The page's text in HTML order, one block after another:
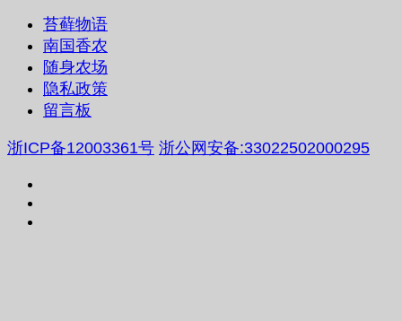
苔藓物语
南国香农
随身农场
隐私政策
留言板
浙ICP备12003361号 浙公网安备:33022502000295